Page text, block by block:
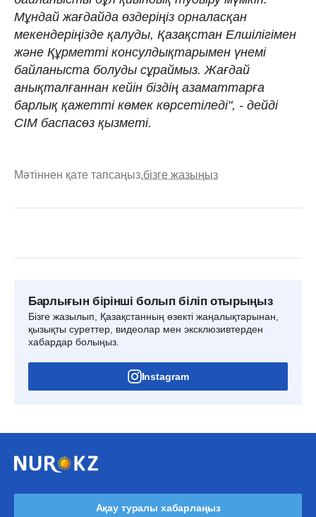
Мұндай жағдайда өздеріңіз орналасқан
мекендеріңізде қалуды, Қазақстан Елшілігімен
және Құрметті консулдықтарымен үнемі
байланыста болуды сұраймыз. Жағдай
анықталғаннан кейін біздің азаматтарға
барлық қажетті көмек көрсетіледі", - дейді
СІМ баспасөз қызметі.
Мәтіннен қате тапсаңыз,бізге жазыңыз
Барлығын бірінші болып біліп отырыңыз
Бізге жазылып, Қазақстанның өзекті жаңалықтарынан,
қызықты суреттер, видеолар мен эксклюзивтерден
хабардар болыңыз.
Instagram
Ақау туралы хабарлаңыз